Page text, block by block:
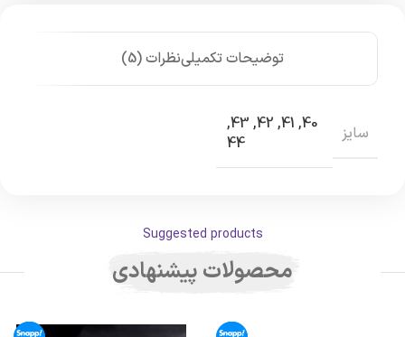
توضیحات تکمیلینظرات (5)
سایز 40
,
41
,
42
,
43
,
44
Suggested products
محصولات پیشنهادی